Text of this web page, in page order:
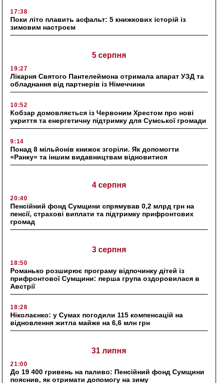
17:38
Поки літо плавить асфальт: 5 книжкових історій із
зимовим настроєм
5 серпня
19:27
Лікарня Святого Пантелеймона отримала апарат УЗД та
обладнання від партнерів із Німеччини
10:52
Кобзар домовляється із Червоним Хрестом про нові
укриття та енергетичну підтримку для Сумської громади
9:14
Понад 8 мільйонів книжок згоріли. Як допомогти
«Ранку» та іншим видавництвам відновитися
4 серпня
20:40
Пенсійний фонд Сумщини спрямував 0,2 млрд грн на
пенсії, страхові виплати та підтримку прифронтових
громад
3 серпня
18:50
Романько розширює програму відпочинку дітей із
прифронтової Сумщини: перша група оздоровилася в
Австрії
18:28
Ніколаєнко: у Сумах погодили 115 компенсацій на
відновлення житла майже на 6,6 млн грн
31 липня
21:00
До 19 400 гривень на паливо: Пенсійний фонд Сумщини
пояснив, як отримати допомогу на зиму